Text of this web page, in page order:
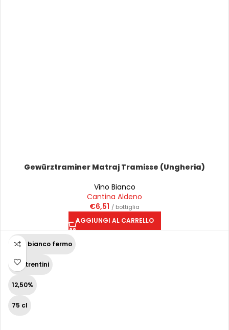
Gewürztraminer Matraj Tramisse (Ungheria)
Vino Bianco
Cantina Aldeno
€6,51 / bottiglia
AGGIUNGI AL CARRELLO
Vino bianco fermo
Vini trentini
12,50%
75 cl